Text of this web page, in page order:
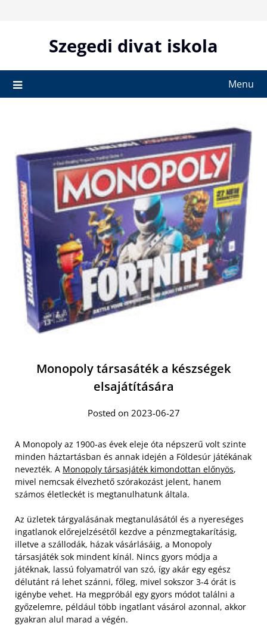
Szegedi divat iskola
Menu
Monopoly társasáték a készségek
elsajátítására
Posted on 2023-06-27
A Monopoly az 1900-as évek eleje óta népszerű volt szinte
minden háztartásban és annak idején a Földesúr játékának
nevezték. A Monopoly társasjáték kimondottan előnyös,
mivel nemcsak élvezhető szórakozást jelent, hanem
számos életleckét is megtanulhatunk általa.
Az üzletek tárgyalásának megtanulásától és a nyereséges
ingatlanok előrejelzésétől kezdve a pénzmegtakarításig,
illetve a szállodák, házak vásárlásáig, a Monopoly
társasjáték sok mindent kínál. Nincs gyors módja a
játéknak, lassú folyamatról van szó, így akár egy egész
délutánt rá lehet szánni, főleg, mivel sokszor 3-4 órát is
igénybe vehet. Ha megpróbál egy gyors módot találni a
győzelemre, például több ingatlant vásárol azonnal, akkor
gyakran alul marad a végén.